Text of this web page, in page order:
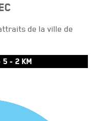
de la ville de
- 2 KM